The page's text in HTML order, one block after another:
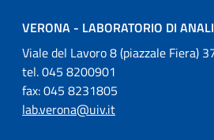
VERONA - LABORATORIO DI
Viale del Lavoro 8 (piazzale Fiera)
tel. 045 8200901
fax: 045 8231805
lab.verona@uiv.it